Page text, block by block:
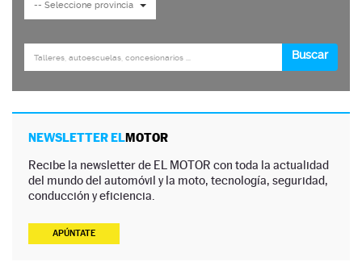
NEWSLETTER ELMOTOR
Recibe la newsletter de EL MOTOR con toda la actualidad
del mundo del automóvil y la moto, tecnología, seguridad,
conducción y eficiencia.
APÚNTATE